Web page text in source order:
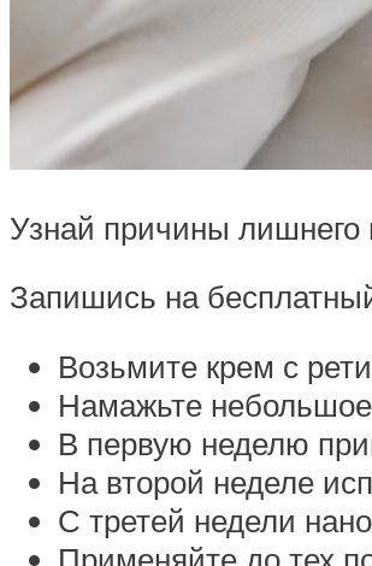
Узнай причины лишнего
Запишись на
Возьмите крем с
Намажьте небольшое
В первую неделю
На второй неделе
С третей недели